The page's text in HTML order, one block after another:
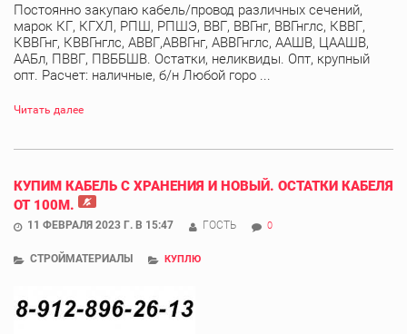
Постоянно закупаю кабель/провод различных сечений,
марок КГ, КГХЛ, РПШ, РПШЭ, ВВГ, ВВГнг, ВВГнглс, КВВГ,
КВВГнг, КВВГнглс, АВВГ,АВВГнг, АВВГнглс, ААШВ, ЦААШВ,
ААБл, ПВВГ, ПВББШВ. Остатки, неликвиды. Опт, крупный
опт. Расчет: наличные, б/н Любой горо ...
Читать далее
КУПИМ КАБЕЛЬ С ХРАНЕНИЯ И НОВЫЙ. ОСТАТКИ КАБЕЛЯ
ОТ 100М.
11 ФЕВРАЛЯ 2023 Г. В 15:47 ГОСТЬ 0
СТРОЙМАТЕРИАЛЫ КУПЛЮ